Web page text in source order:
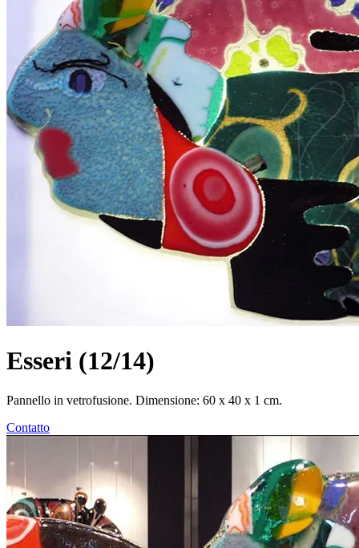
Esseri (12/14)
Pannello in vetrofusione. Dimensione: 60 x 40 x 1 cm.
Contatto